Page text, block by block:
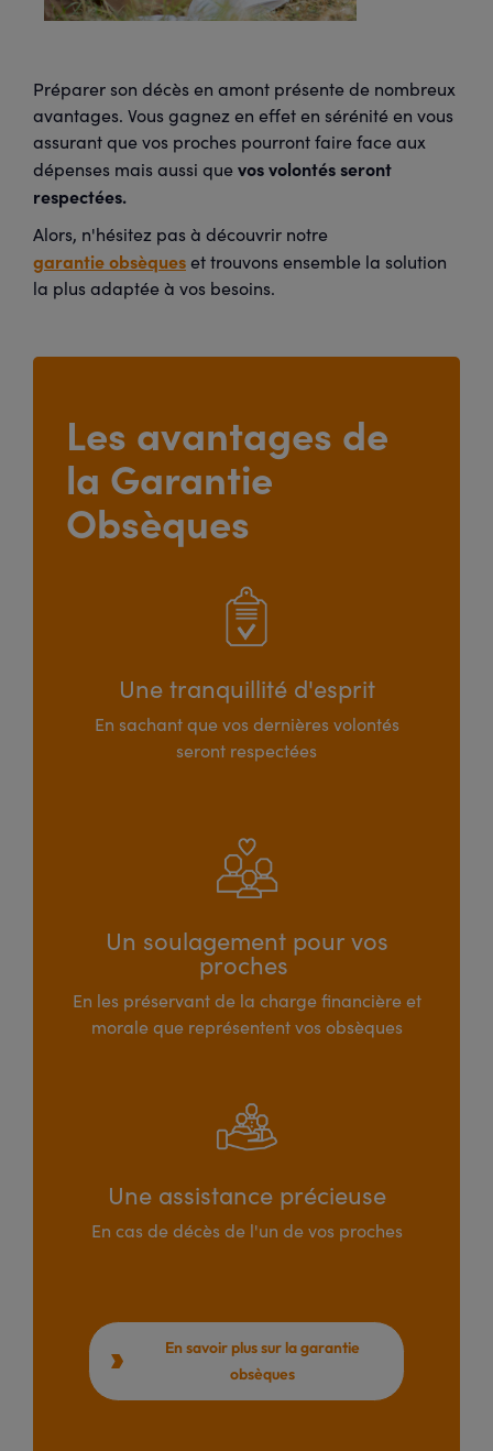
Préparer son décès en amont présente de nombreux
avantages. Vous gagnez en effet en sérénité en vous
assurant que vos proches pourront faire face aux
dépenses mais aussi quevos volontés seront
respectées.
Alors, n'hésitez pas à découvrir notre
garantie obsèqueset trouvons ensemble la solution
la plus adaptée à vos besoins.
Les avantages de
la Garantie
Obsèques
Une tranquillité d'esprit
En sachant que vos dernières volontés
seront respectées
Un soulagement pour vos
proches
En les préservant de la charge financière et
morale que représentent vos obsèques
Une assistance précieuse
En cas de décès de l'un de vos proches

En savoir plus sur la garantie
obsèques